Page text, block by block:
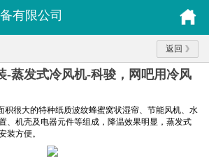
有限公司
返回
-蒸发式冷风机-科骏，网吧用冷风
很大的特种纸质波纹蜂蜜窝状湿帘、节能风机、水
、机壳及电器元件等组成，降温效果明显，蒸发式
装方便。